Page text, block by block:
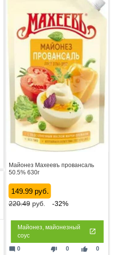
Майонез Махеевъ провансаль
50.5% 630г
149.99 руб.
220.49руб. -32%
Майонез, майонезный
соус
thumb_down 0 thumb_up 0
mode_comment 0